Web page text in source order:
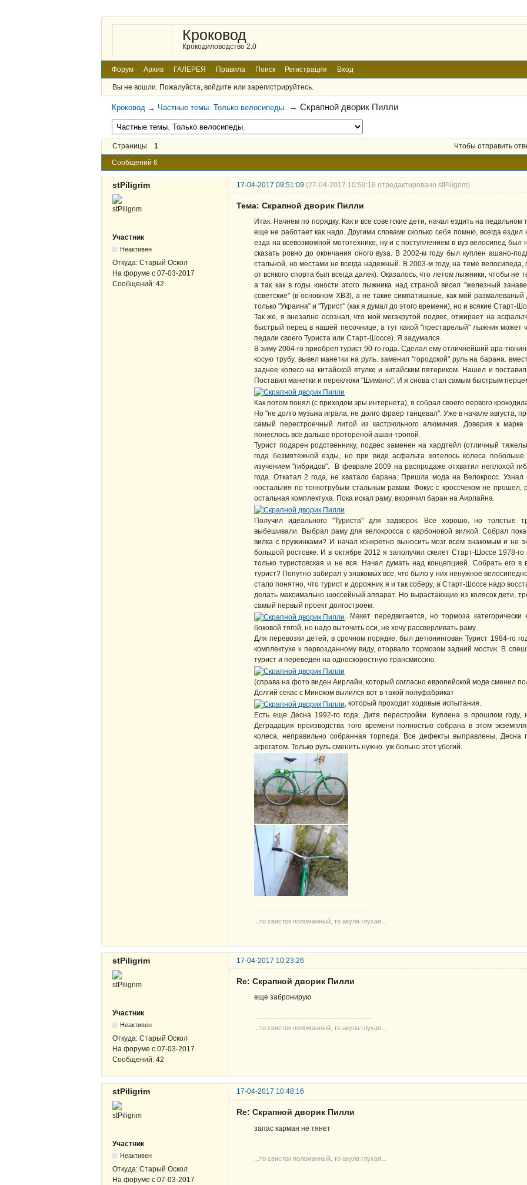
Кроковод
Крокодиловодство 2.0
Форум Архив ГАЛЕРЕЯ Правила Поиск Регистрация Вход
Вы не вошли. Пожалуйста, войдите или зарегистрируйтесь.
Кроковод → Частные темы. Только велосипеды. →Скрапной дворик Пилли
Страницы 1
Чтобы отправить
Сообщений 6
stPiligrim 17-04-2017 09:51:09 (27-04-2017 10:59:18 отредактировано stPiligrim)
Участник
Неактивен
Откуда: Старый Оскол
На форуме с 07-03-2017
Сообщений: 42
Тема: Скрапной дворик Пилли
Итак. Начнем по порядку. Как и все советские дети, начал ездить на педальном
еще не работает как надо. Другими словами сколько себя помню, всегда
езда на всевозможной мототехнике, ну и с поступлением в вуз велосипед
сказать ровно до окончания оного вуза. В 2002-м году был куплен ашано-
стальной, но местами не всегда надежный. В 2003-м году, на теме
от всякого спорта был всегда далек). Оказалось, что летом лыжники, чтобы не
а так как в годы юности этого лыжника над страной висел "железный
советские" (в основном ХВЗ), а не такие симпатишные, как мой
только "Украина" и "Турист" (как я думал до этого времени), но и всякие Старт-
Так же, я внезапно осознал, что мой мегакрутой подвес, отжирает на
быстрый перец в нашей песочнице, а тут какой "престарелый" лыжник
педали своего Туриста или Старт-Шоссе). Я задумался.
В зиму 2004-го приобрел турист 90-го года. Сделал ему отличнейший ара-
косую трубу, вывел манетки на руль. заменил "городской" руль на барана.
заднее колесо на китайской втулке и китайским пятериком. Нашел и
Поставил манетки и переклюки "Шимано". И я снова стал самым быстрым
Как потом понял (с приходом эры интернета), я собрал своего первого
Но "не долго музыка играла, не долго фраер танцевал". Уже в начале августа,
самый перестроечный литой из кастрюльного алюминия. Доверия к
понеслось все дальше протореной ашан-тропой.
Турист подарен родственнику, подвес заменен на хардтейл (отличный
года безмятежной езды, но при виде асфальта хотелось колеса
изучением "гибридов". В феврале 2009 на распродаже отхватил неплохой
года. Откатал 2 года, не хватало барана. Пришла мода на Велокросс.
ностальгия по тонкотрубым стальным рамам. Фокус с кроссчеком не
остальная комплектуха. Пока искал раму, вкорячил баран на Аирлайна.
.
Получил идеального "Туриста" для задворок. Все хорошо, но толстые
выбешивали. Выбрал раму для велокросса с карбоновой вилкой. Собрал
вилка с пружинками? И начал конкретно выносить мозг всем знакомым и не
большой ростовке. И в октябре 2012 я заполучил скелет Старт-Шоссе 1978-
только туристовская и не вся. Начал думать над концепцией. Собрать его в
турист? Попутно забирал у знакомых все, что было у них ненужное
стало понятно, что турист и дорожник я и так соберу, а Старт-Шоссе надо
делать максимально шоссейный аппарат. Но вырастающие из колясок дети,
самый первый проект долгостроем.
. Макет передвигается, но тормоза
боковой тягой, но надо выточить оси, не хочу рассверливать раму.
Для перевозки детей, в срочном порядке, был детюнингован Турист 1984-го
комплектухе к первозданному виду, оторвало тормозом задний мостик. В
турист и переведен на односкоростную трансмиссию.
(справа на фото виден Аирлайн, который согласно европейской моде сменил
Долгий секас с Минском вылился вот в такой полуфабрикат
, который проходит ходовые испытания.
Есть еще Десна 1992-го года. Дитя перестройки. Куплена в прошлом году,
Деградация производства того времени полностью собрана в этом
колеса, неправильно собранная торпеда. Все дефекты выправлены, Десна
агрегатом. Только руль сменить нужно. уж больно этот убогий.
...то свисток поломанный, то акула глухая...
stPiligrim 17-04-2017 10:23:26
Участник
Неактивен
Откуда: Старый Оскол
На форуме с 07-03-2017
Сообщений: 42
Re: Скрапной дворик Пилли
еще забронирую
...то свисток поломанный, то акула глухая...
stPiligrim 17-04-2017 10:48:16
Участник
Неактивен
Откуда: Старый Оскол
На форуме с 07-03-2017
Re: Скрапной дворик Пилли
запас карман не тянет
...то свисток поломанный, то акула глухая...